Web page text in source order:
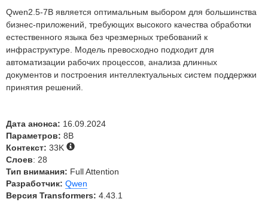
Qwen2.5-7B является оптимальным выбором для большинства
бизнес-приложений, требующих высокого качества обработки
естественного языка без чрезмерных требований к
инфраструктуре. Модель превосходно подходит для
автоматизации рабочих процессов, анализа длинных
документов и построения интеллектуальных систем поддержки
принятия решений.
Дата анонса: 16.09.2024
Параметров: 8B
Контекст: 33K
Слоев: 28
Тип внимания: Full Attention
Разработчик: Qwen
Версия Transformers: 4.43.1